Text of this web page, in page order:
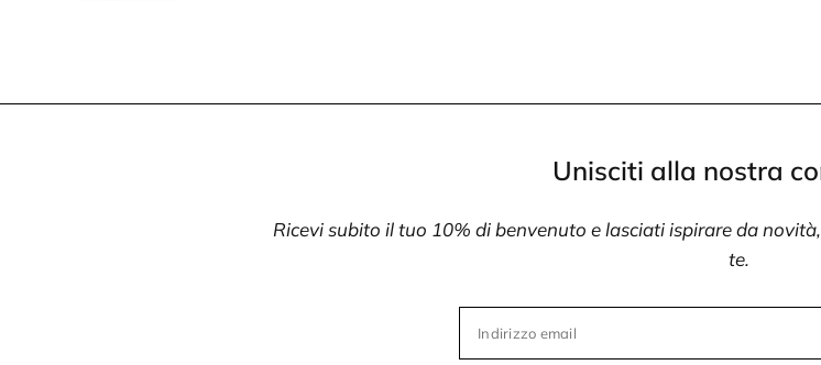
Unisciti alla nostra
Ricevi subito il tuo 10% di benvenuto e lasciati ispirare da
te.
Indirizzo email